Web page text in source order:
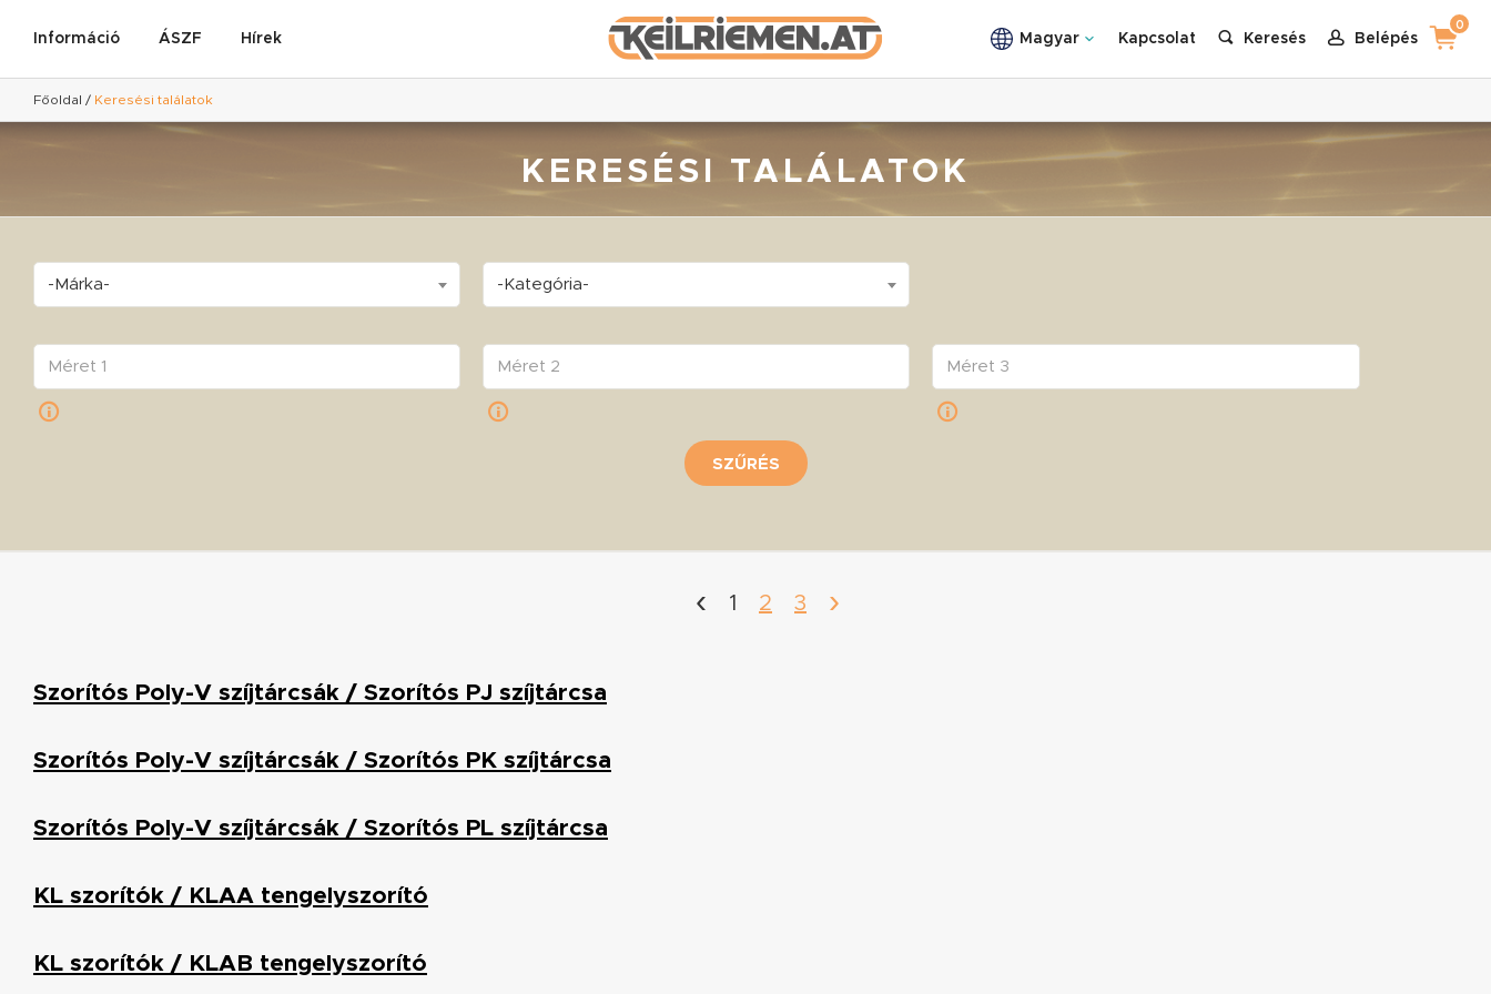
Információ ÁSZF Hírek Magyar Kapcsolat Keresés Belépés
0
Főoldal / Keresési találatok
KERESÉSI TALÁLATOK
-Márka- -Kategória-
SZŰRÉS
‹ 1 2 3 ›
Szorítós Poly-V szíjtárcsák / Szorítós PJ szíjtárcsa
Szorítós Poly-V szíjtárcsák / Szorítós PK szíjtárcsa
Szorítós Poly-V szíjtárcsák / Szorítós PL szíjtárcsa
KL szorítók / KLAA tengelyszorító
KL szorítók / KLAB tengelyszorító